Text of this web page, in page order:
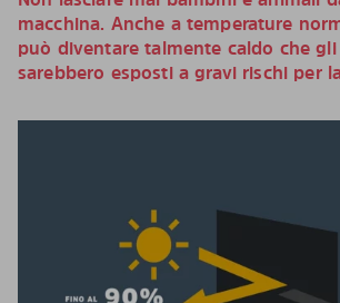
macchina. Anche a temperature
può diventare talmente caldo che
sarebbero esposti a gravi rischi per